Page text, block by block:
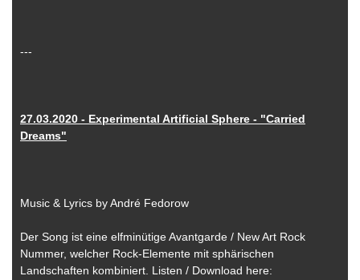
---
27.03.2020 - Experimental Artificial Sphere - "Carried
Dreams"
Music & Lyrics by André Fedorow
Der Song ist eine elfminütige Avantgarde / New Art Rock
Nummer, welcher Rock-Elemente mit sphärischen
Landschaften kombiniert. Listen / Download here: